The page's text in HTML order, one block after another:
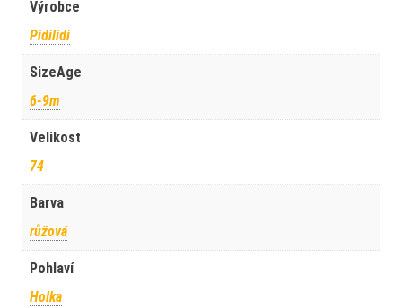
Výrobce
Pidilidi
SizeAge
6-9m
Velikost
74
Barva
růžová
Pohlaví
Holka